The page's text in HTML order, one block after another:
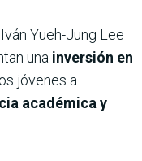
Yueh-Jung Lee
una inversión en
jóvenes a
académica y